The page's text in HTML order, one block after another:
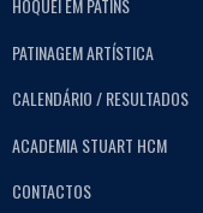
HÓQUEI EM PATINS
PATINAGEM ARTÍSTICA
CALENDÁRIO / RESULTADOS
ACADEMIA STUART HCM
CONTACTOS